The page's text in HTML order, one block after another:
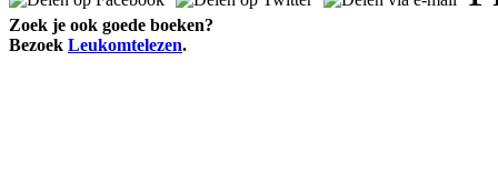
Zoek je ook goede boeken?
Bezoek Leukomtelezen.